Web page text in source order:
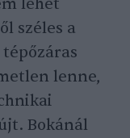
lehet
széles a
lenne,
Bokánál